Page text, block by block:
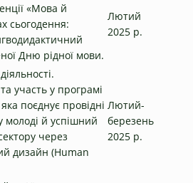
«Мова й
сьогодення:
Дню рідної мови.
Лютий
2025 р.
участь у програмі
поєднує провідні
молоді й успішний
через
дизайн (Human
Лютий-
березень
2025 р.